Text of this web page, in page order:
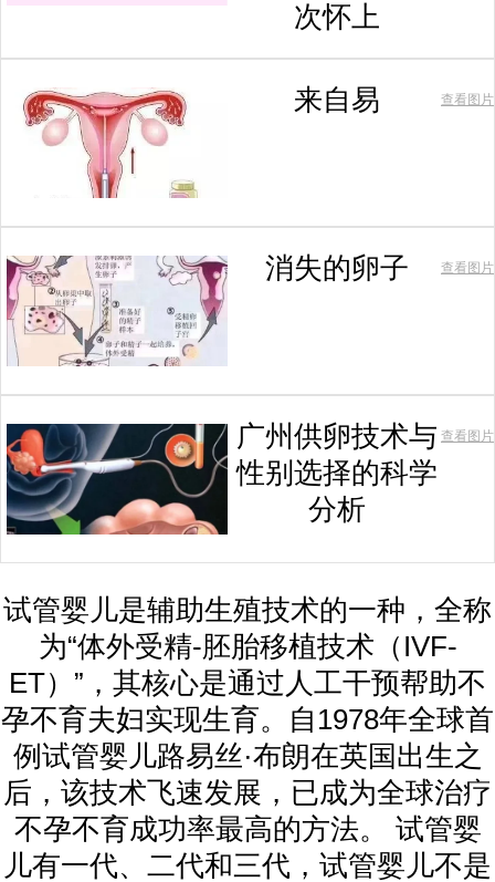
次怀上
来自易 查看图片
消失的卵子 查看图片
广州供卵技术与
性别选择的科学
分析
查看图片
试管婴儿是辅助生殖技术的一种，全称
为“体外受精-胚胎移植技术（IVF-
ET）”，其核心是通过人工干预帮助不
孕不育夫妇实现生育。自1978年全球首
例试管婴儿路易丝·布朗在英国出生之
后，该技术飞速发展，已成为全球治疗
不孕不育成功率最高的方法。 试管婴
儿有一代、二代和三代，试管婴儿不是